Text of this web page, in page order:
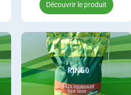
Découvrir le produit